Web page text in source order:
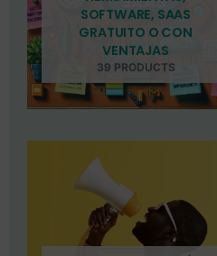
SOFTWARE, SAAS
GRATUITO O CON
VENTAJAS
39 PRODUCTS